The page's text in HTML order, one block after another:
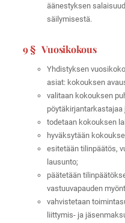
äänestyksen
säilymisestä.
9 § Vuosikokous
Yhdistyksen
asiat: kokouksen
valitaan kokouksen
todetaan kokouksen
hyväksytään
esitetään tilinpäätös,
lausunto;
päätetään
vastuuvapauden
vahvistetaan
liittymis- ja